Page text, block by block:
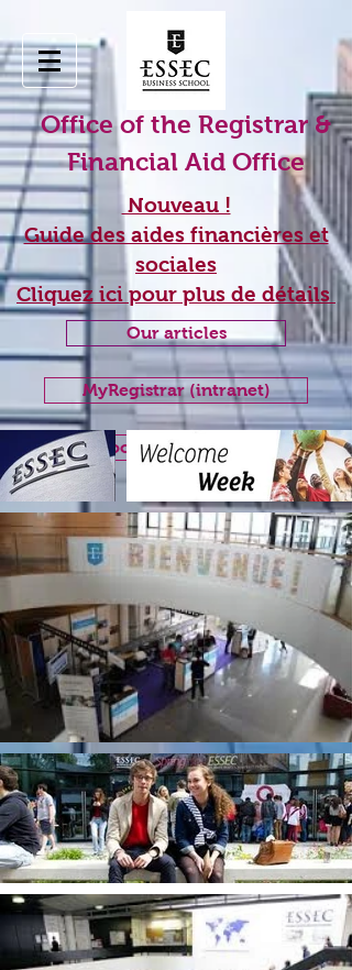
Office of the Registrar &
Financial Aid Office
Nouveau !
Guide des aides financières et
sociales
Cliquez ici pour plus de détails
Our articles
MyRegistrar (intranet)
Book appointment